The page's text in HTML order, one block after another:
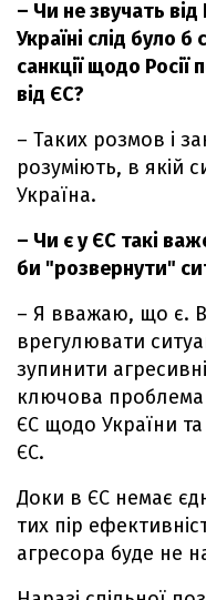
– Чи не звучать
Україні слід було б
санкції щодо
від ЄС?
– Таких розмов і
розуміють, в якій
Україна.
– Чи є у ЄС такі
би "розвернути"
– Я вважаю, що є.
врегулювати
зупинити
ключова проблема
ЄС щодо України
ЄС.
Доки в ЄС немає
тих пір
агресора буде не